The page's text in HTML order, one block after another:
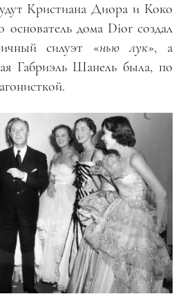
Кристиана Диора и Коко
основатель дома Dior создал
силуэт «нью лук», а
Габриэль Шанель была, по